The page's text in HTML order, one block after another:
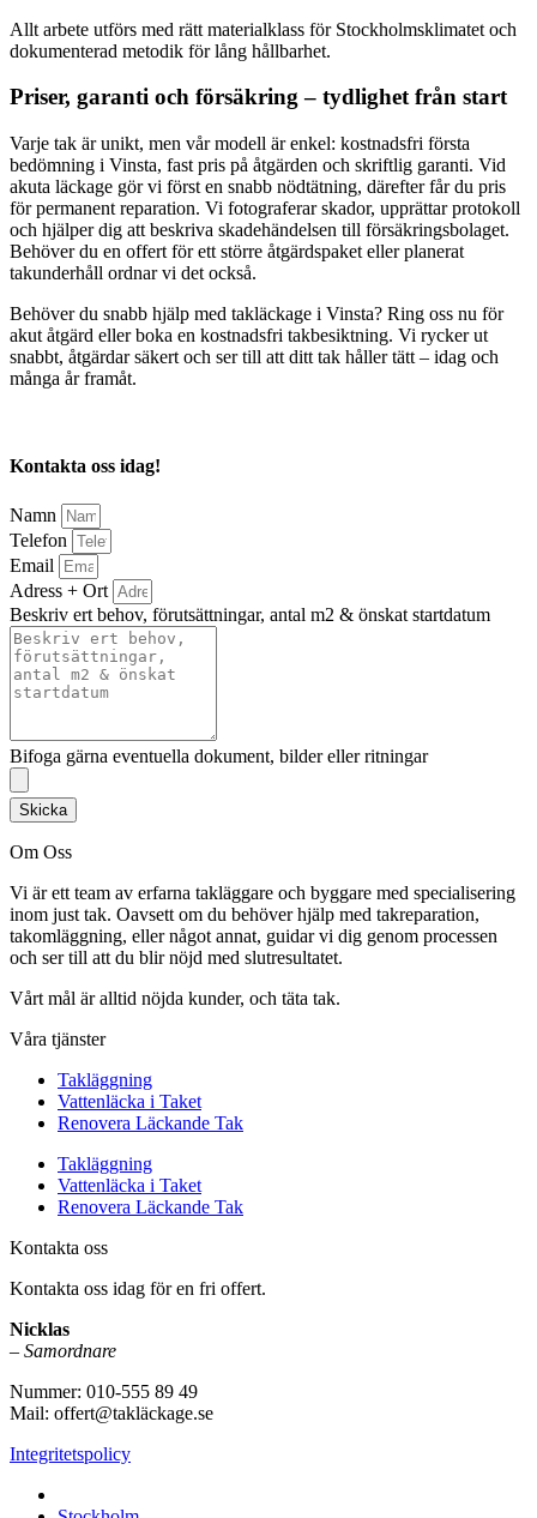
Allt arbete utförs med rätt materialklass för Stockholmsklimatet och
dokumenterad metodik för lång hållbarhet.
Priser, garanti och försäkring – tydlighet från start
Varje tak är unikt, men vår modell är enkel: kostnadsfri första
bedömning i Vinsta, fast pris på åtgärden och skriftlig garanti. Vid
akuta läckage gör vi först en snabb nödtätning, därefter får du pris
för permanent reparation. Vi fotograferar skador, upprättar protokoll
och hjälper dig att beskriva skadehändelsen till försäkringsbolaget.
Behöver du en offert för ett större åtgärdspaket eller planerat
takunderhåll ordnar vi det också.
Behöver du snabb hjälp med takläckage i Vinsta? Ring oss nu för
akut åtgärd eller boka en kostnadsfri takbesiktning. Vi rycker ut
snabbt, åtgärdar säkert och ser till att ditt tak håller tätt – idag och
många år framåt.
Kontakta oss idag!
Namn
Telefon
Email
Adress + Ort
Beskriv ert behov, förutsättningar, antal m2 & önskat startdatum
Bifoga gärna eventuella dokument, bilder eller ritningar
Skicka
Om Oss
Vi är ett team av erfarna takläggare och byggare med specialisering
inom just tak. Oavsett om du behöver hjälp med takreparation,
takomläggning, eller något annat, guidar vi dig genom processen
och ser till att du blir nöjd med slutresultatet.
Vårt mål är alltid nöjda kunder, och täta tak.
Våra tjänster
Takläggning
Vattenläcka i Taket
Renovera Läckande Tak
Takläggning
Vattenläcka i Taket
Renovera Läckande Tak
Kontakta oss
Kontakta oss idag för en fri offert.
Nicklas
– Samordnare
Nummer: 010-555 89 49
Mail: offert@takläckage.se
Integritetspolicy